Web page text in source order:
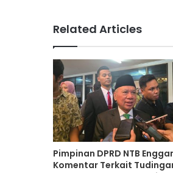
Related Articles
Pimpinan DPRD NTB
Komentar Terkait